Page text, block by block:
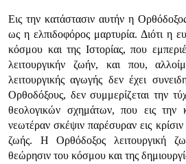
Εις την κατάστασιν αυτήν η
ως η ελπιδοφόρος μαρτυρία. Διότι η
κόσμου και της Ιστορίας, που
λειτουργικήν ζωήν, και που,
λειτουργικής αγωγής δεν έχει
Ορθοδόξους, δεν συμμερίζεται την
θεολογικών σχημάτων, που εις την
νεωτέραν σκέψιν παρέσυραν εις κρίσιν
ζωής. Η Ορθόδοξος λειτουργική
θεώρησιν του κόσμου και της